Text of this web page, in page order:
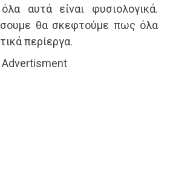
αυτά είναι φυσιολογικά.
θα σκεφτούμε πως όλα
περίεργα.
Advertisment